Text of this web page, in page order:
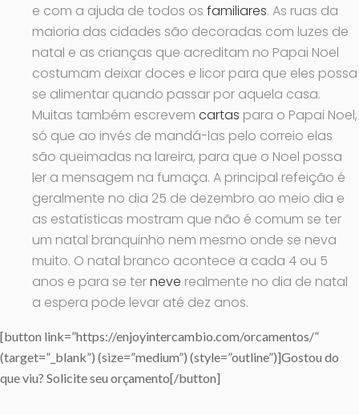
e com a ajuda de todos os familiares. As ruas da
maioria das cidades são decoradas com luzes de
natal e as crianças que acreditam no Papai Noel
costumam deixar doces e licor para que eles possa
se alimentar quando passar por aquela casa.
Muitas também escrevem cartas para o Papai Noel,
só que ao invés de mandá-las pelo correio elas
são queimadas na lareira, para que o Noel possa
ler a mensagem na fumaça. A principal refeição é
geralmente no dia 25 de dezembro ao meio dia e
as estatísticas mostram que não é comum se ter
um natal branquinho nem mesmo onde se neva
muito. O natal branco acontece a cada 4 ou 5
anos e para se terneve realmente no dia de natal
a espera pode levar até dez anos.
[button link=”https://enjoyintercambio.com/orcamentos/”
(target=”_blank”) (size=”medium”) (style=”outline”)]Gostou do
que viu? Solicite seu orçamento[/button]